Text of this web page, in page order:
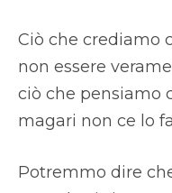
Ciò che crediamo
non essere
ciò che pensiamo
magari non ce lo
Potremmo dire